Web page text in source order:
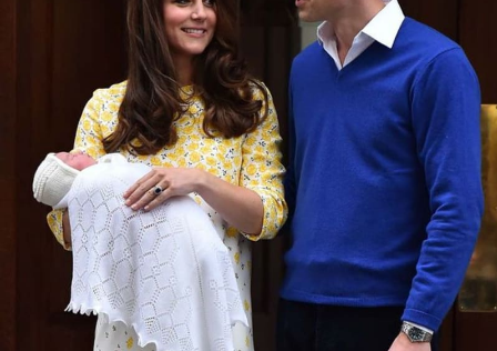
Sledujte prima+
Přihlášení
Sledujte nás